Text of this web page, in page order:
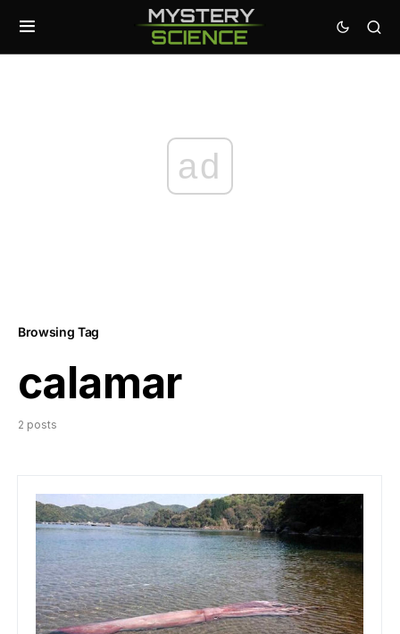
ad
Browsing Tag
calamar
2 posts